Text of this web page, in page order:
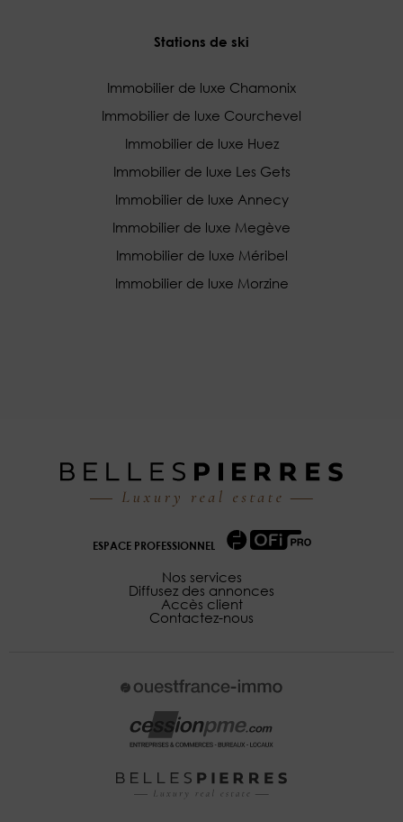
Stations de ski
Immobilier de luxe Chamonix
Immobilier de luxe Courchevel
Immobilier de luxe Huez
Immobilier de luxe Les Gets
Immobilier de luxe Annecy
Immobilier de luxe Megève
Immobilier de luxe Méribel
Immobilier de luxe Morzine
ESPACE PROFESSIONNEL
Nos services
Diffusez des annonces
Accès client
Contactez-nous